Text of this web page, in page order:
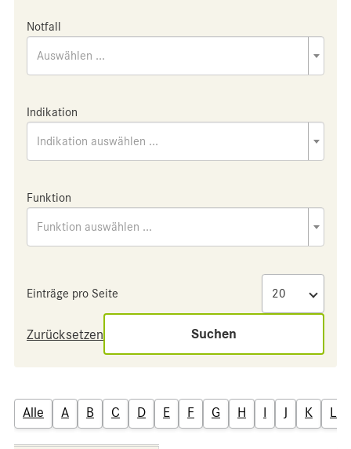
Notfall
Auswählen ...
Indikation
Indikation auswählen ...
Funktion
Funktion auswählen ...
Einträge pro Seite
Zurücksetzen Suchen
Alle A B C D E F G H I J K L